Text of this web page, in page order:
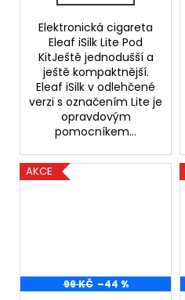
Elektronická cigareta
Eleaf iSilk Lite Pod
KitJeště jednodušší a
ještě kompaktnější.
Eleaf iSilk v odlehčené
verzi s označením Lite je
opravdovým
pomocníkem...
AKCE
99 KČ –44 %